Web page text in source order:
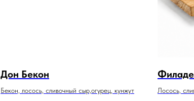
Дон Бекон
Бекон, лосось, сливочный сыр,огурец, кунжут Лосось,